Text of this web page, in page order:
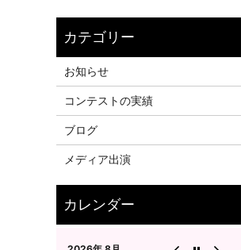
お知らせ
コンテストの実績
ブログ
メディア出演